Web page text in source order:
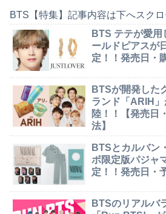
BTS【特集】記事内容は下へスク
BTS テテが愛
ールドピアスが
定！！発売日・
BTSが開発した
ランド「ARIH
陸！！【発売日
法】
BTSとカルバン
ボ限定版パジャ
定！！発売日・
BTSのリアルバ